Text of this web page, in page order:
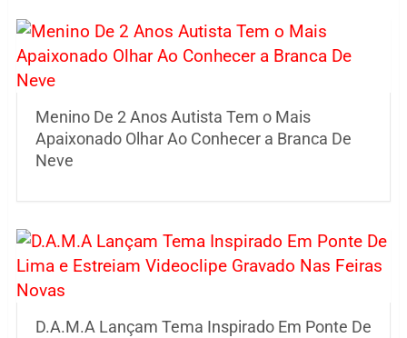
Menino De 2 Anos Autista Tem o Mais
Apaixonado Olhar Ao Conhecer a Branca De
Neve
D.A.M.A Lançam Tema Inspirado Em Ponte De